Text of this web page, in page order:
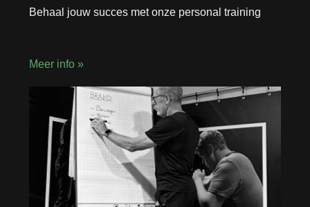
Behaal jouw succes met onze personal training
Meer info »